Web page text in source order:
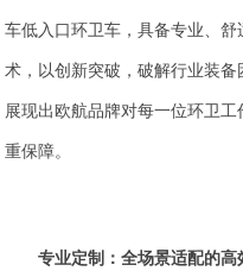
车低入口环卫车，具备专业、
术，以创新突破，破解行业装
展现出欧航品牌对每一位环卫
重保障。
专业定制：全场景适配的高